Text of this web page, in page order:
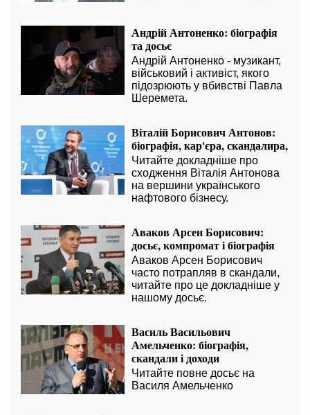
Андрій Антоненко: біографія
та досьє
Андрій Антоненко - музикант,
військовий і активіст, якого
підозрюють у вбивстві Павла
Шеремета.
Віталій Борисович Антонов:
біографія, кар'єра, скандалира,
Читайте докладніше про
сходження Віталія Антонова
на вершини українського
нафтового бізнесу.
Аваков Арсен Борисович:
досьє, компромат і біографія
Аваков Арсен Борисович
часто потрапляв в скандали,
читайте про це докладніше у
нашому досьє.
Василь Васильович
Амельченко: біографія,
скандали і доходи
Читайте повне досьє на
Василя Амельченко